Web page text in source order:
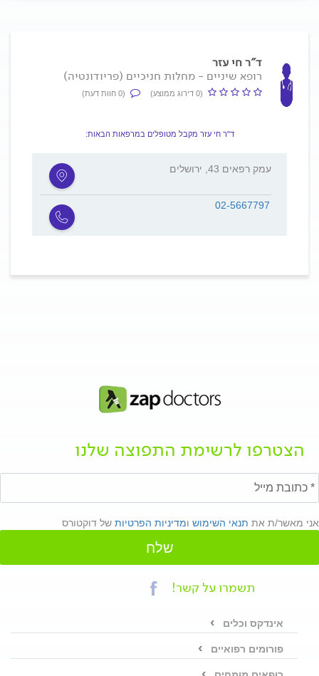
ד"ר חי עזר
רופא שיניים - מחלות חניכיים (פריודונטיה)
(0 דירוג ממוצע) (0 חוות דעת)
ד"ר חי עזר מקבל מטופלים במרפאות הבאות:
עמק רפאים 43, ירושלים
02-5667797
הצטרפו לרשימת התפוצה שלנו
אני מאשר/ת את תנאי השימוש ומדיניות הפרטיות של דוקטורס
שלח
תשמרו על קשר!
אינדקס וכלים
פורומים רפואיים